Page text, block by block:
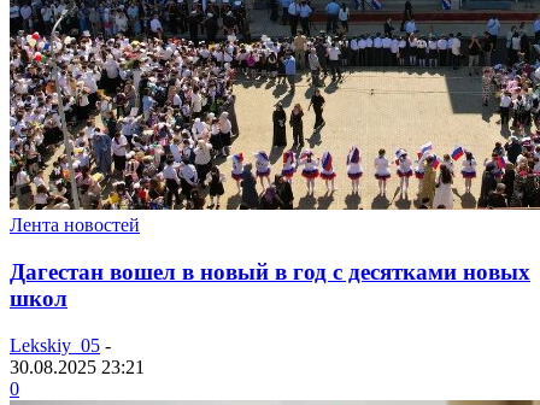
Лента новостей
Дагестан вошел в новый в год с десятками новых
школ
Lekskiy_05 -
30.08.2025 23:21
0